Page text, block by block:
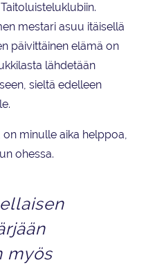
mestari asuu itäisellä
päivittäinen elämä on
lähdetään
sieltä edelleen
on minulle aika helppoa,
ohessa.
myös